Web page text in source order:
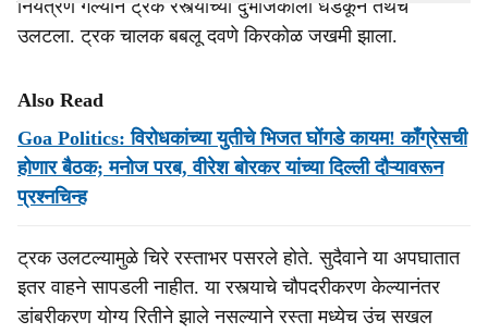
नियंत्रण गेल्याने ट्रक रस्त्याच्या दुभाजकाला धडकून तेथेच
उलटला. ट्रक चालक बबलू दवणे किरकोळ जखमी झाला.
Also Read
Goa Politics: विरोधकांच्‍या युतीचे भिजत घोंगडे कायम! काँग्रेसची
होणार बैठक; मनोज परब, वीरेश बोरकर यांच्‍या दिल्ली दौऱ्यावरून
प्रश्‍‍नचिन्‍ह
ट्रक उलटल्यामुळे चिरे रस्ताभर पसरले होते. सुदैवाने या अपघातात
इतर वाहने सापडली नाहीत. या रस्त्याचे चौपदरीकरण केल्यानंतर
डांबरीकरण योग्य रितीने झाले नसल्याने रस्ता मध्येच उंच सखल